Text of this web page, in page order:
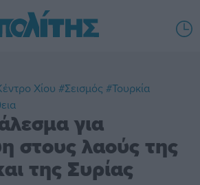
Χίου #Σεισμός #Τουρκία
για
στους λαούς της
της Συρίας